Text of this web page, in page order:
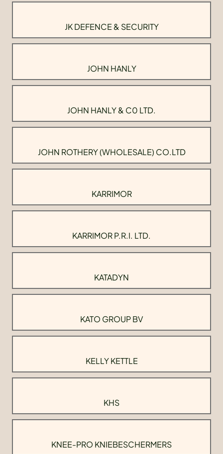
JK DEFENCE & SECURITY
JOHN HANLY
JOHN HANLY & C0 LTD.
JOHN ROTHERY (WHOLESALE) CO.LTD
KARRIMOR
KARRIMOR P.R.I. LTD.
KATADYN
KATO GROUP BV
KELLY KETTLE
KHS
KNEE-PRO KNIEBESCHERMERS